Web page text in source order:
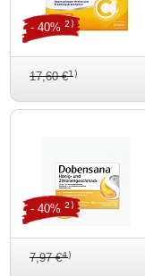
17,60 €1)
- 40% 2)
7,97 €4)
- 40% 2)